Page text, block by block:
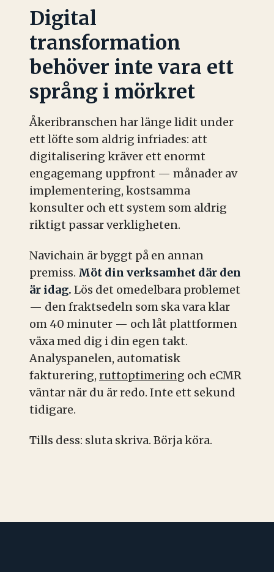
Digital
transformation
behöver inte vara ett
språng i mörkret
Åkeribranschen har länge lidit under
ett löfte som aldrig infriades: att
digitalisering kräver ett enormt
engagemang uppfront — månader av
implementering, kostsamma
konsulter och ett system som aldrig
riktigt passar verkligheten.
Navichain är byggt på en annan
premiss. Möt din verksamhet där den
är idag. Lös det omedelbara problemet
— den fraktsedeln som ska vara klar
om 40 minuter — och låt plattformen
växa med dig i din egen takt.
Analyspanelen, automatisk
fakturering, ruttoptimering och eCMR
väntar när du är redo. Inte ett sekund
tidigare.
Tills dess: sluta skriva. Börja köra.